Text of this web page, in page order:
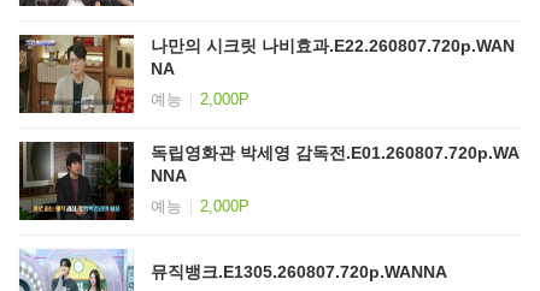
나만의 시크릿 나비효과.E22.260807.720p.WAN
NA
예능 2,000P
독립영화관 박세영 감독전.E01.260807.720p.WA
NNA
예능 2,000P
뮤직뱅크.E1305.260807.720p.WANNA